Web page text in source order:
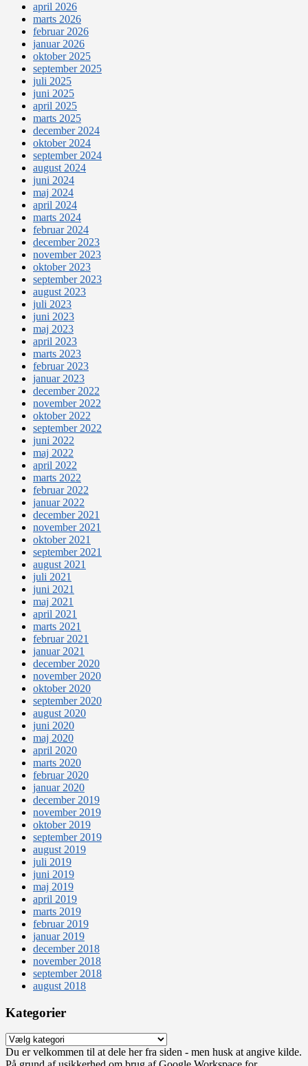
april 2026
marts 2026
februar 2026
januar 2026
oktober 2025
september 2025
juli 2025
juni 2025
april 2025
marts 2025
december 2024
oktober 2024
september 2024
august 2024
juni 2024
maj 2024
april 2024
marts 2024
februar 2024
december 2023
november 2023
oktober 2023
september 2023
august 2023
juli 2023
juni 2023
maj 2023
april 2023
marts 2023
februar 2023
januar 2023
december 2022
november 2022
oktober 2022
september 2022
juni 2022
maj 2022
april 2022
marts 2022
februar 2022
januar 2022
december 2021
november 2021
oktober 2021
september 2021
august 2021
juli 2021
juni 2021
maj 2021
april 2021
marts 2021
februar 2021
januar 2021
december 2020
november 2020
oktober 2020
september 2020
august 2020
juni 2020
maj 2020
april 2020
marts 2020
februar 2020
januar 2020
december 2019
november 2019
oktober 2019
september 2019
august 2019
juli 2019
juni 2019
maj 2019
april 2019
marts 2019
februar 2019
januar 2019
december 2018
november 2018
september 2018
august 2018
Kategorier
Kategorier
Du er velkommen til at dele her fra siden - men husk at angive kilde.